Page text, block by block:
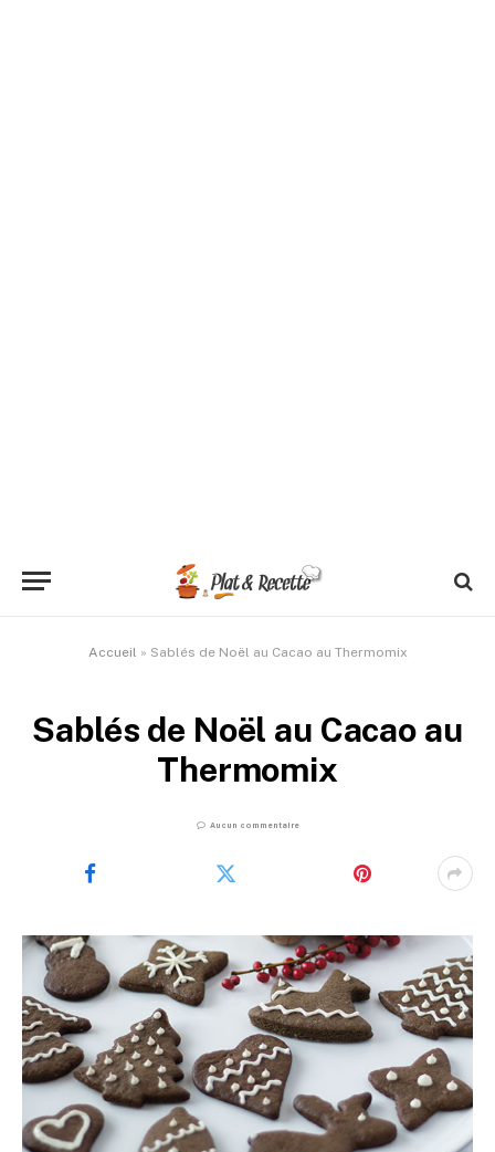
Accueil » Sablés de Noël au Cacao au Thermomix
Sablés de Noël au Cacao au
Thermomix
Aucun commentaire